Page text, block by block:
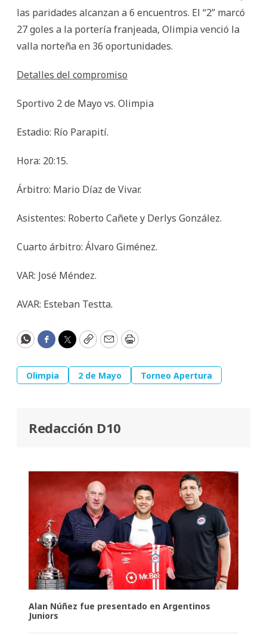
las paridades alcanzan a 6 encuentros. El “2” marcó
27 goles a la portería franjeada, Olimpia venció la
valla norteña en 36 oportunidades.
Detalles del compromiso
Sportivo 2 de Mayo vs. Olimpia
Estadio: Río Parapití.
Hora: 20:15.
Árbitro: Mario Díaz de Vivar.
Asistentes: Roberto Cañete y Derlys González.
Cuarto árbitro: Álvaro Giménez.
VAR: José Méndez.
AVAR: Esteban Testta.
WhatsApp
Facebook
Twitter
CopyEmailPrint
Olimpia 2 de Mayo Torneo Apertura
Redacción D10
Alan Núñez fue presentado en Argentinos
Juniors